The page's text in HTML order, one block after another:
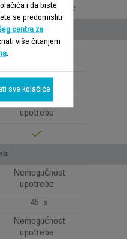
za uvijanje
Nemogućnost
upotrebe
Nemogućnost
upotrebe
45 s
Nemogućnost
upotrebe
i da biste
se predomisliti
centra za
više čitanjem
.
sve kolačiće